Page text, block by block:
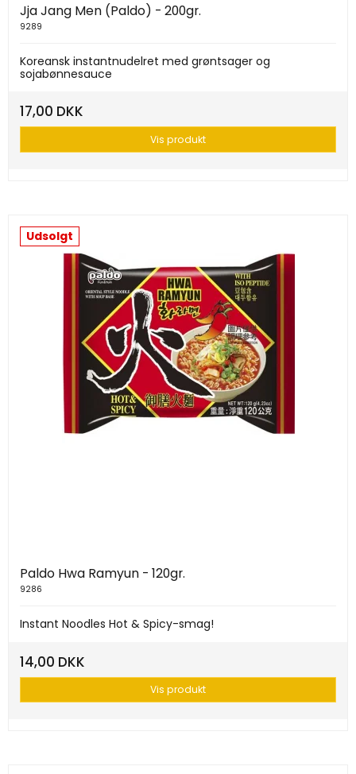
Jja Jang Men (Paldo) - 200gr.
9289
Koreansk instantnudelret med grøntsager og
sojabønnesauce
17,00 DKK
Vis produkt
Udsolgt
Paldo Hwa Ramyun - 120gr.
9286
Instant Noodles Hot & Spicy-smag!
14,00 DKK
Vis produkt